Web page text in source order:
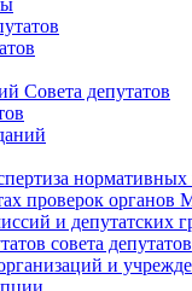
Совета депутатов
нормативных
проверок органов
и депутатских
совета депутатов
и